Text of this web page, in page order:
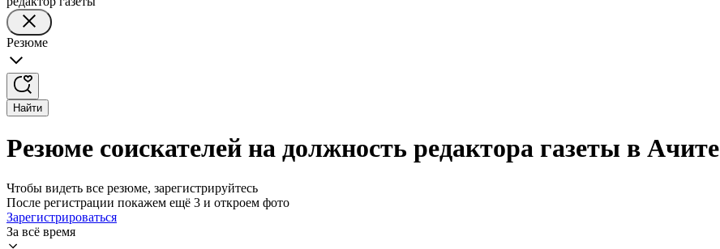
Резюме
Найти
Резюме соискателей на должность редактора газеты в Ачите
Чтобы видеть все резюме, зарегистрируйтесь
После регистрации покажем ещё 3 и откроем фото
Зарегистрироваться
За всё время